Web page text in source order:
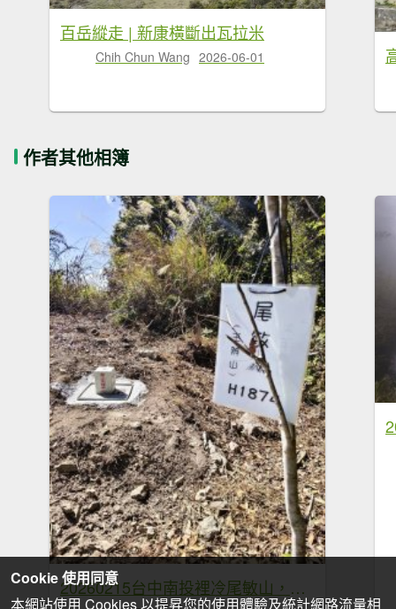
百岳縱走 | 新康橫斷出瓦拉米
Chih Chun Wang 2026-06-01
作者其他相簿
20260215台中南投裡冷尾敏山，又稱王辨山
Cookie 使用同意
本網站使用 Cookies 以提昇您的使用體驗及統計網路流量相